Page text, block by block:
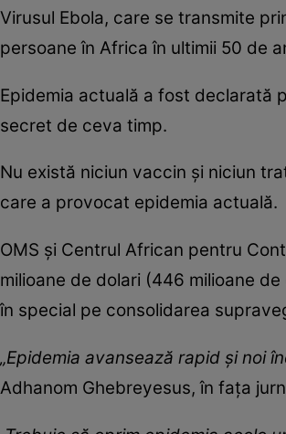
Virusul Ebola, care se transmite
persoane în Africa în ultimii 50 de
Epidemia actuală a fost declarată
secret de ceva timp.
Nu există niciun vaccin şi niciun
care a provocat epidemia actuală.
OMS şi Centrul African pentru
milioane de dolari (446 milioane
în special pe consolidarea
„Epidemia avansează rapid şi noi
Adhanom Ghebreyesus, în faţa